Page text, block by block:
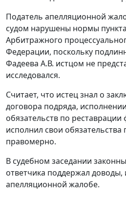
Податель апелляционной
судом нарушены нормы
Арбитражного
Федерации, поскольку
Фадеева А.В. истцом не
исследовался.
Считает, что истец знал о
договора подряда,
обязательств по реставрации
исполнил свои обязательства
правомерно.
В судебном заседании
ответчика поддержал
апелляционной жалобе.